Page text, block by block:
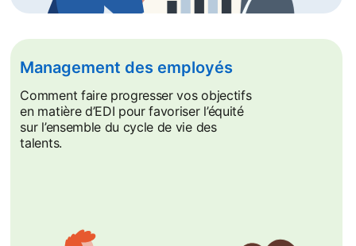
Management des employés
Comment faire progresser vos objectifs
en matière d’EDI pour favoriser l’équité
sur l’ensemble du cycle de vie des
talents.